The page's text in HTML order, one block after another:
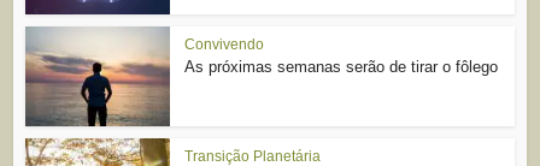
Convivendo
As próximas semanas serão de tirar o fôlego
Transição Planetária